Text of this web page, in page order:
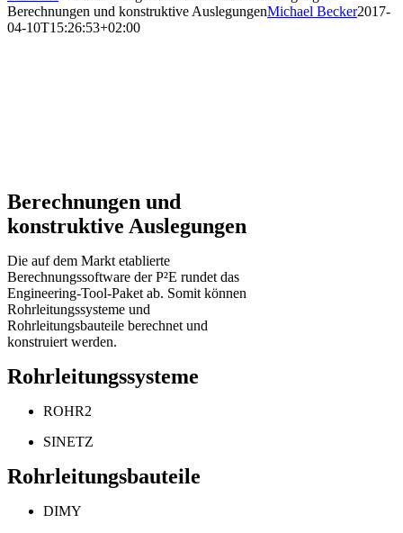
Berechnungen und konstruktive AuslegungenMichael Becker2017-
04-10T15:26:53+02:00
Berechnungen und
konstruktive Auslegungen
Die auf dem Markt etablierte
Berechnungssoftware der P²E rundet das
Engineering-Tool-Paket ab. Somit können
Rohrleitungssysteme und
Rohrleitungsbauteile berechnet und
konstruiert werden.
Rohrleitungssysteme
ROHR2
SINETZ
Rohrleitungsbauteile
DIMY